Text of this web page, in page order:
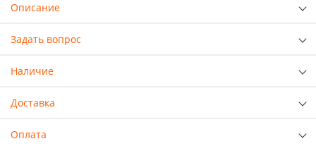
Описание
Задать вопрос
Наличие
Доставка
Оплата